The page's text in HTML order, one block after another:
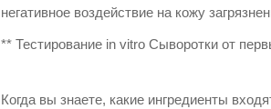
негативное воздействие на кожу
** Тестирование in vitro Сыворотки от
Когда вы знаете, какие ингредиенты